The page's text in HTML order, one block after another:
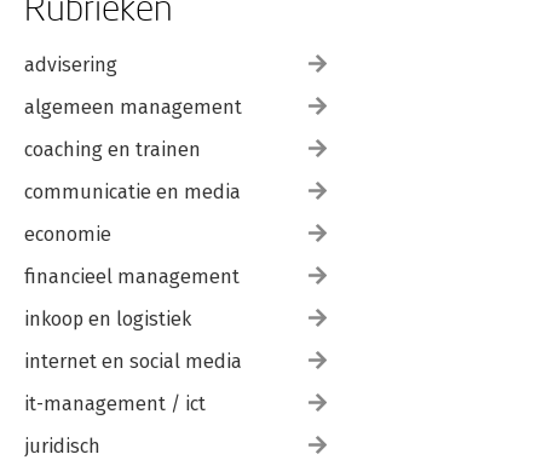
Eindnoten
Verantwoording
Over de auteur
Register
advisering
algemeen management
coaching en trainen
communicatie en media
economie
financieel management
inkoop en logistiek
internet en social media
it-management / ict
juridisch